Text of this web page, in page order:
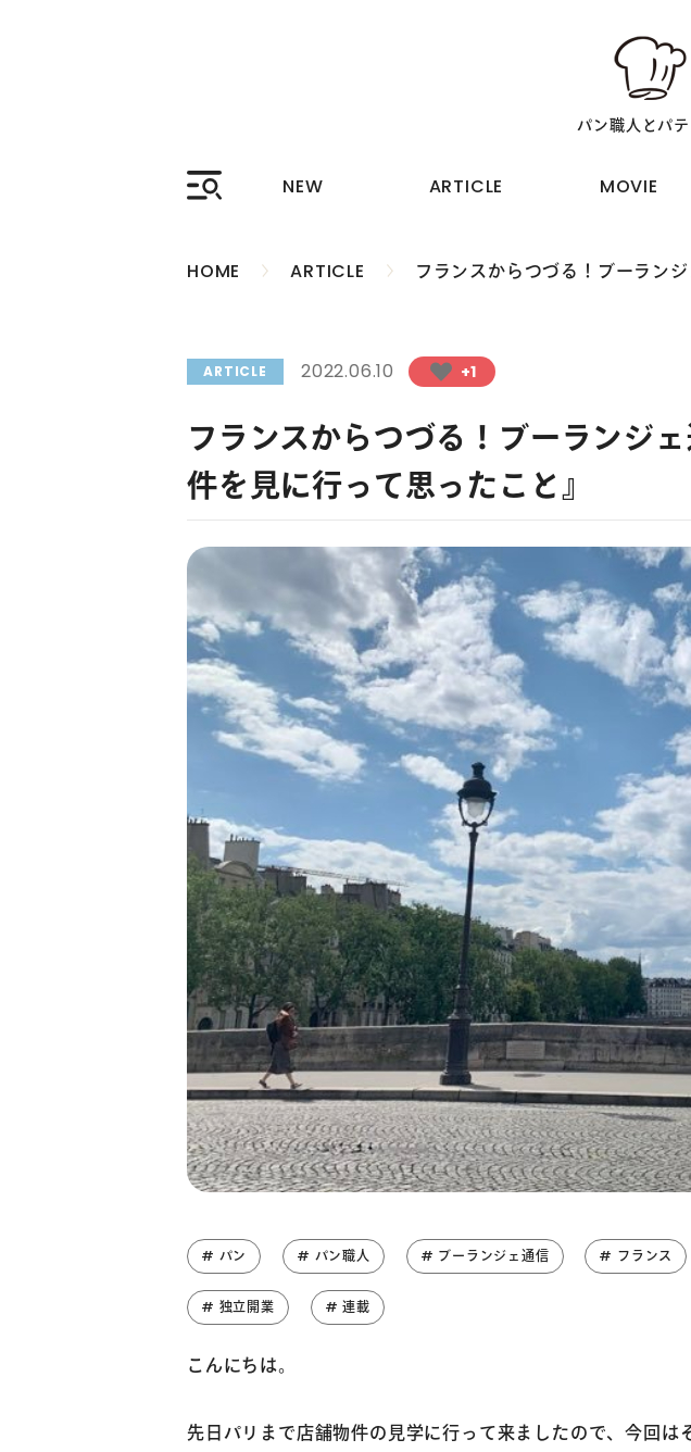
パン職人とパ
NEW
ARTICLE
MOVIE
HOME ARTICLE フランスからつづる！ブーラン
ARTICLE 2022.06.10 +1
フランスからつづる！ブーランジ
件を見に行って思ったこと』
# パン # パン職人 # ブーランジェ通信 # フランス
# 独立開業 # 連載
こんにちは。
先日パリまで店舗物件の見学に行って来ましたので、今回は